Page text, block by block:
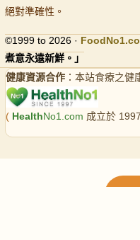
絕對準確性。
©1999 to 2026 · FoodNo1
煮意永遠新鮮。」
健康資源合作 ：本站食療之健
( HealthNo1.com 成立於